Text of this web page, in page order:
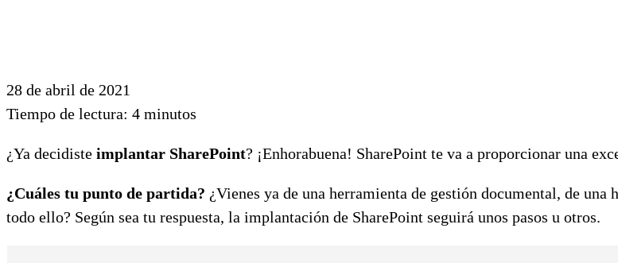
28 de abril de 2021
Tiempo de lectura: 4 minutos
¿Ya decidiste implantar SharePoint? ¡Enhorabuena! SharePoint te va a proporcionar una
¿Cuáles tu punto de partida? ¿Vienes ya de una herramienta de gestión documental, de
todo ello? Según sea tu respuesta, la implantación de SharePoint seguirá unos pasos u otros.